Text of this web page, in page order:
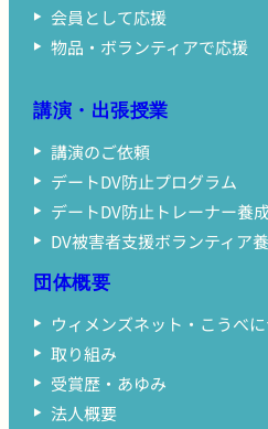
会員として応援
物品・ボランティアで応援
講演・出張授業
講演のご依頼
デートDV防止プログラム
デートDV防止トレーナー養
DV被害者支援ボランティア
団体概要
ウィメンズネット・こうべ
取り組み
受賞歴・あゆみ
法人概要